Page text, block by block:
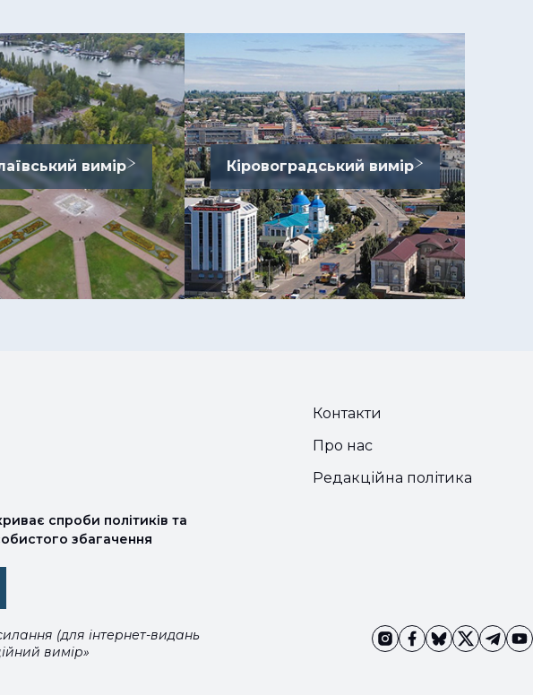
вимір Кіровоградський вимір
спроби політиків та
збагачення
(для інтернет-видань
вимір»
Контакти
Про нас
Редакційна політика